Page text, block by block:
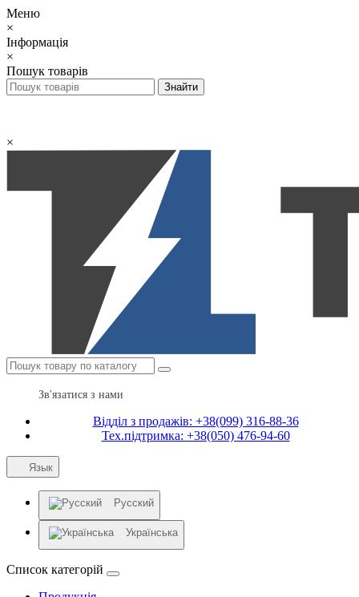
Меню
×
Інформація
×
Пошук товарів
×
Зв'язатися з нами
Відділ з продажів: +38(099) 316-88-36
Тех.підтримка: +38(050) 476-94-60
Язык
Русский
Українська
Список категорій